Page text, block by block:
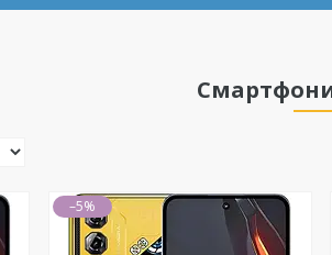
Смартфони
–5%